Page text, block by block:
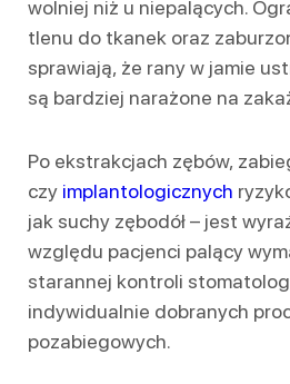
wolniej niż u niepalących.
tlenu do tkanek oraz
sprawiają, że rany w jamie
są bardziej narażone na
Po ekstrakcjach zębów,
czy implantologicznych
jak suchy zębodół – jest
względu pacjenci palący
starannej kontroli
indywidualnie dobranych
pozabiegowych.